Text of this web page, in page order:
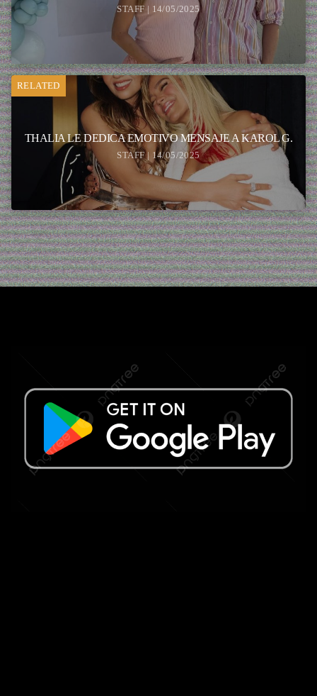
STAFF | 14/05/2025
RELATED
THALIA LE DEDICA EMOTIVO MENSAJE A KAROL G.
STAFF | 14/05/2025